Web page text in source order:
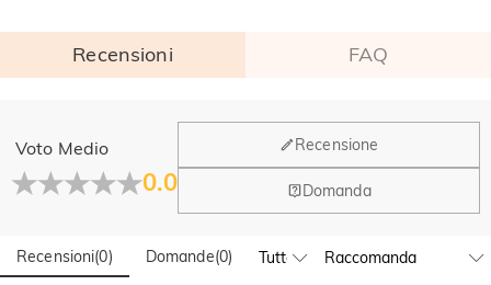
Recensioni FAQ
Voto Medio
0.0
Recensione
Domanda
Recensioni(0) Domande(0)
Generale
Dove si trova la tua azienda?
La sede principale è a Los Angeles, in California, mentre il
Kong.
Sì! Attualmente abbiamo un flagship store in Spagna e un
pop-up store a Singapore, dove i clienti locali possono fare